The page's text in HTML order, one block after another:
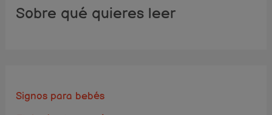
Sobre qué quieres leer
Signos para bebés